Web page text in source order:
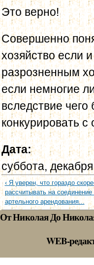
Это верно!
Совершенно
хозяйство если
разрозненным
если немногие
вследствие
конкурировать
Дата:
суббота,
‹ Я уверен, что гораздо
рассчитывать на соединение
артельного арендования...
От Николая До
WEB-